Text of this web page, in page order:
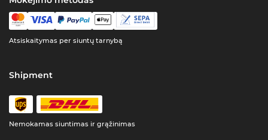
Atsiskaitymas per siuntų tarnybą
Shipment
Nemokamas siuntimas ir grąžinimas